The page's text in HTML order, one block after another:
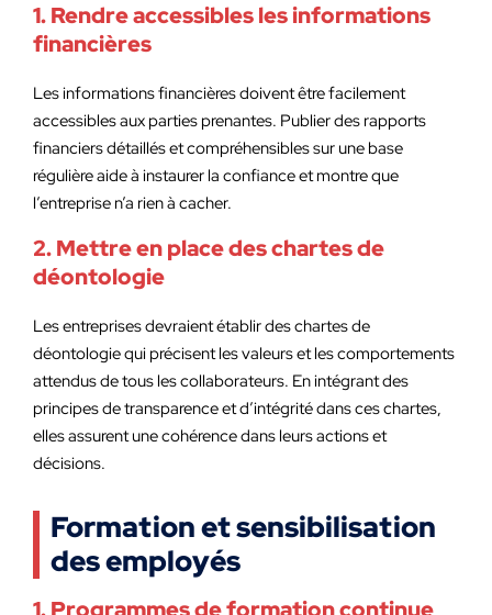
1. Rendre accessibles les informations
financières
Les informations financières doivent être facilement
accessibles aux parties prenantes. Publier des rapports
financiers détaillés et compréhensibles sur une base
régulière aide à instaurer la confiance et montre que
l’entreprise n’a rien à cacher.
2. Mettre en place des chartes de
déontologie
Les entreprises devraient établir des chartes de
déontologie qui précisent les valeurs et les comportements
attendus de tous les collaborateurs. En intégrant des
principes de transparence et d’intégrité dans ces chartes,
elles assurent une cohérence dans leurs actions et
décisions.
Formation et sensibilisation
des employés